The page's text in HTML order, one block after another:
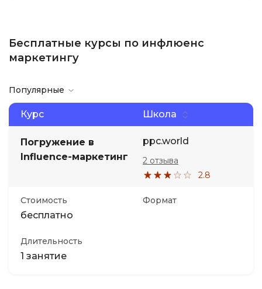
Бесплатные курсы по инфлюенс
маркетингу
Популярные
Курс Школа
Погружение в
Influence-маркетинг
ppc.world
2.8
2 отзыва
Стоимость
бесплатно
Формат
Длительность
1 занятие